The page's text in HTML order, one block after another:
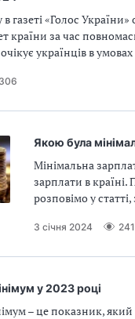
в газеті «Голос
країни за час
українців в
Якою була
Мінімальна
зарплати в країні.
розповімо у
3 січня 2024
у 2023 році
– це показник, який